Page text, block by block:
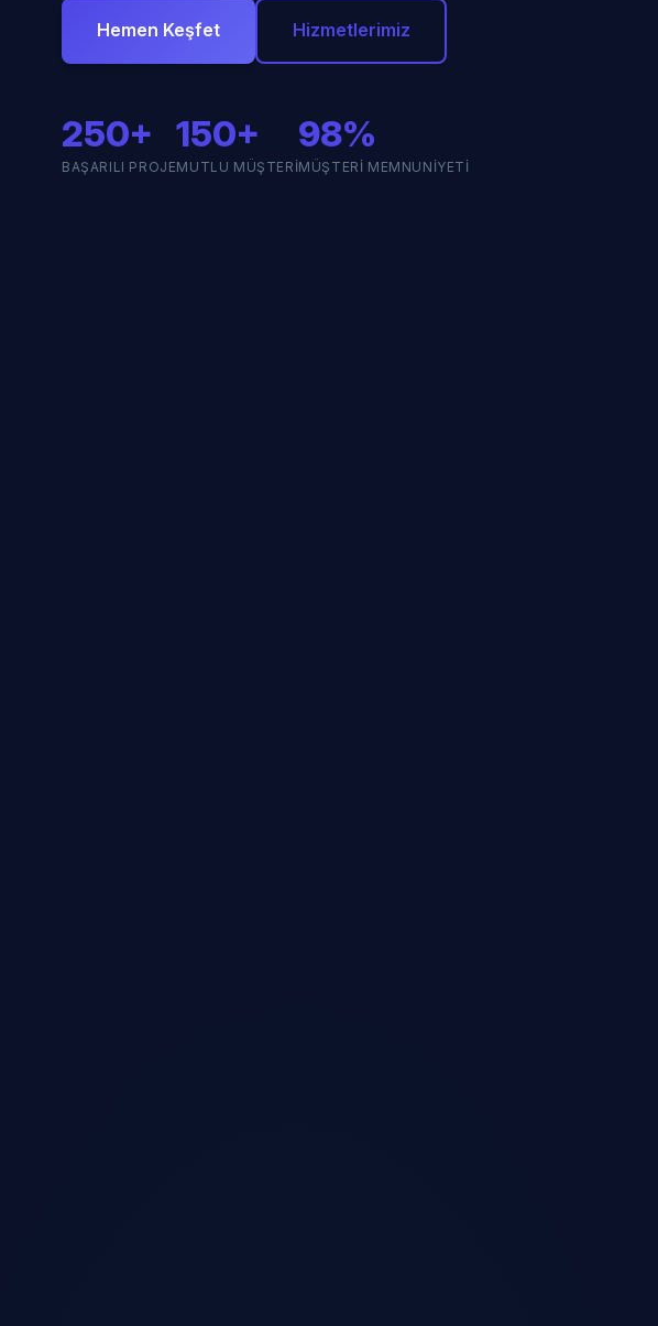
Hemen Keşfet Hizmetlerimiz
250+
BAŞARILI PROJE
150+
MUTLU MÜŞTERI
98%
MÜŞTERI MEMNUNIYETI